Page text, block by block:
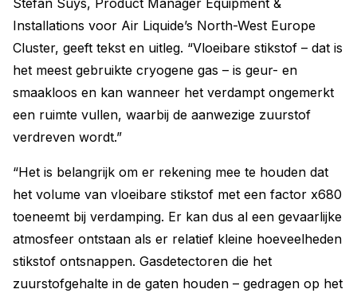
Stefan Suys, Product Manager Equipment &
Installations voor Air Liquide’s North-West Europe
Cluster, geeft tekst en uitleg. “Vloeibare stikstof – dat is
het meest gebruikte cryogene gas – is geur- en
smaakloos en kan wanneer het verdampt ongemerkt
een ruimte vullen, waarbij de aanwezige zuurstof
verdreven wordt.”
“Het is belangrijk om er rekening mee te houden dat
het volume van vloeibare stikstof met een factor x680
toeneemt bij verdamping. Er kan dus al een gevaarlijke
atmosfeer ontstaan als er relatief kleine hoeveelheden
stikstof ontsnappen. Gasdetectoren die het
zuurstofgehalte in de gaten houden – gedragen op het